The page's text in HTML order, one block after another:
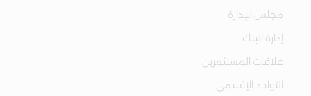
مجلس الإدارة
إدارة البنك
علاقات المستثمرين
التواجد الإقليمي